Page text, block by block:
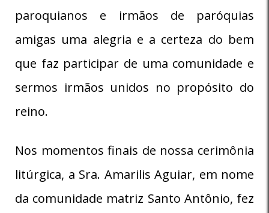
paroquianos e irmãos de paróquias
amigas uma alegria e a certeza do bem
que faz participar de uma comunidade e
sermos irmãos unidos no propósito do
reino.
Nos momentos finais de nossa cerimônia
litúrgica, a Sra. Amarilis Aguiar, em nome
da comunidade matriz Santo Antônio, fez